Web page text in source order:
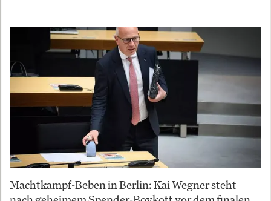
Machtkampf-Beben in Berlin: Kai Wegner steht